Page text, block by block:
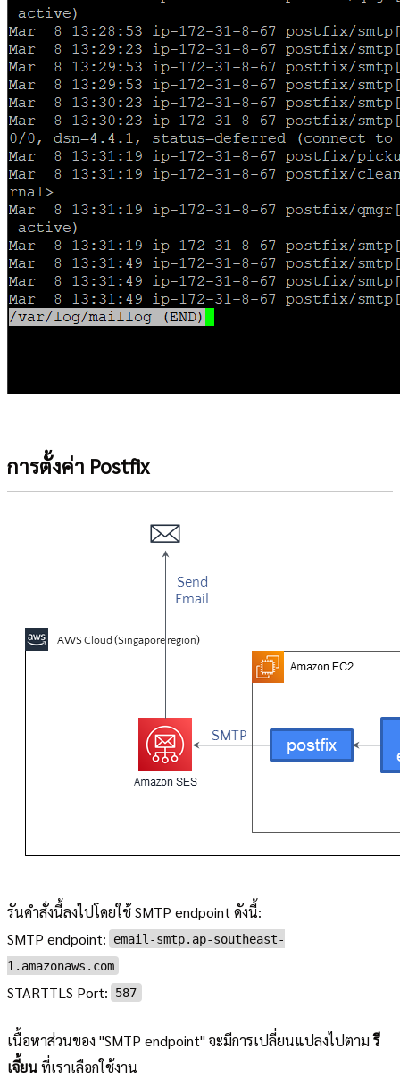
การตั้งค่า Postfix
รันคำสั่งนี้ลงไปโดยใช้ SMTP endpoint ดังนี้:
SMTP endpoint:
email-smtp.ap-southeast-
1.amazonaws.com
STARTTLS Port: 587
เนื้อหาส่วนของ "SMTP endpoint" จะมีการเปลี่ยนแปลงไปตามรี
เจี้ยนที่เราเลือกใช้งาน